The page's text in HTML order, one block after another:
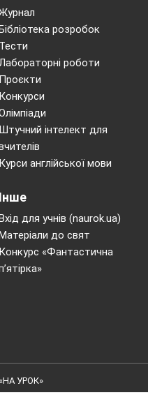
Бібліотека розробок
Тести
роботи
Проєкти
Конкурси
Штучний інтелект для
Курси англійської мови
Інше
Вхід для учнів (naurok.ua)
Матеріали до свят
Конкурс «Фантастична
УРОК»